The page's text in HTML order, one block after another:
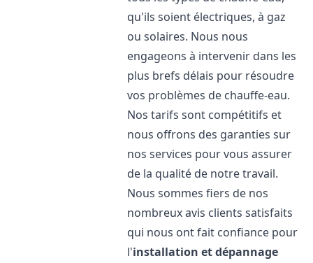
qu'ils soient électriques, à gaz
ou solaires. Nous nous
engageons à intervenir dans les
plus brefs délais pour résoudre
vos problèmes de chauffe-eau.
Nos tarifs sont compétitifs et
nous offrons des garanties sur
nos services pour vous assurer
de la qualité de notre travail.
Nous sommes fiers de nos
nombreux avis clients satisfaits
qui nous ont fait confiance pour
l'installation et dépannage